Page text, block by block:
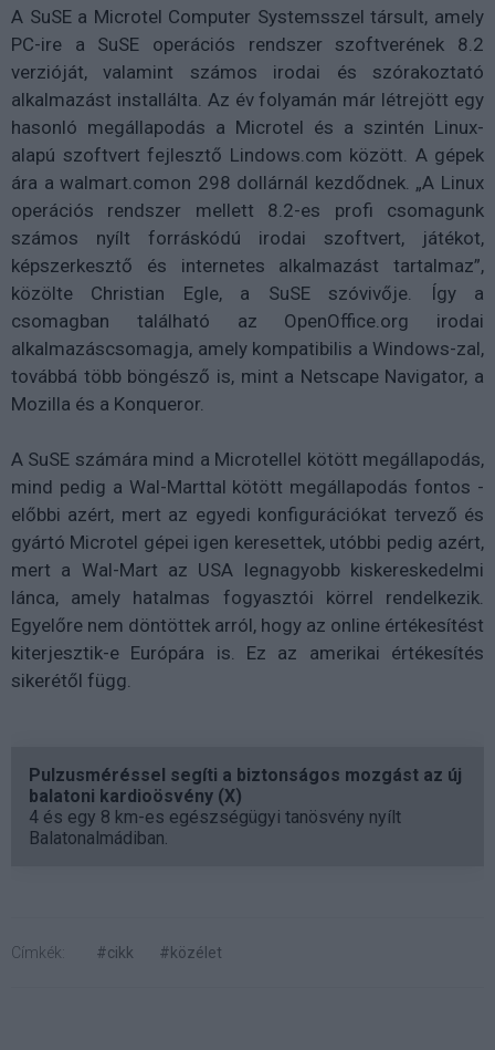
A SuSE a Microtel Computer Systemsszel társult, amely
PC-ire a SuSE operációs rendszer szoftverének 8.2
verzióját, valamint számos irodai és szórakoztató
alkalmazást installálta. Az év folyamán már létrejött egy
hasonló megállapodás a Microtel és a szintén Linux-
alapú szoftvert fejlesztő Lindows.com között. A gépek
ára a walmart.comon 298 dollárnál kezdődnek. „A Linux
operációs rendszer mellett 8.2-es profi csomagunk
számos nyílt forráskódú irodai szoftvert, játékot,
képszerkesztő és internetes alkalmazást tartalmaz”,
közölte Christian Egle, a SuSE szóvivője. Így a
csomagban található az OpenOffice.org irodai
alkalmazáscsomagja, amely kompatibilis a Windows-zal,
továbbá több böngésző is, mint a Netscape Navigator, a
Mozilla és a Konqueror.
A SuSE számára mind a Microtellel kötött megállapodás,
mind pedig a Wal-Marttal kötött megállapodás fontos -
előbbi azért, mert az egyedi konfigurációkat tervező és
gyártó Microtel gépei igen keresettek, utóbbi pedig azért,
mert a Wal-Mart az USA legnagyobb kiskereskedelmi
lánca, amely hatalmas fogyasztói körrel rendelkezik.
Egyelőre nem döntöttek arról, hogy az online értékesítést
kiterjesztik-e Európára is. Ez az amerikai értékesítés
sikerétől függ.
Pulzusméréssel segíti a biztonságos mozgást az új
balatoni kardioösvény (X)
4 és egy 8 km-es egészségügyi tanösvény nyílt
Balatonalmádiban.
Címkék: #cikk #közélet